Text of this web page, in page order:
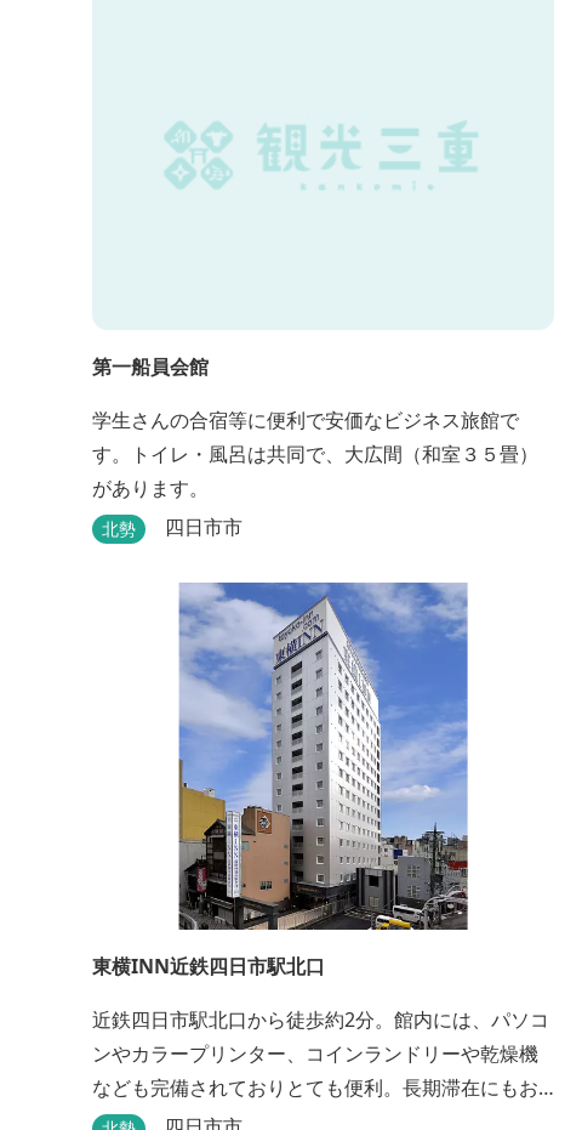
第一船員会館
学生さんの合宿等に便利で安価なビジネス旅館で
す。トイレ・風呂は共同で、大広間（和室３５畳）
があります。
北勢 四日市市
東横INN近鉄四日市駅北口
近鉄四日市駅北口から徒歩約2分。館内には、パソコ
ンやカラープリンター、コインランドリーや乾燥機
なども完備されておりとても便利。長期滞在にもお
すすめです。